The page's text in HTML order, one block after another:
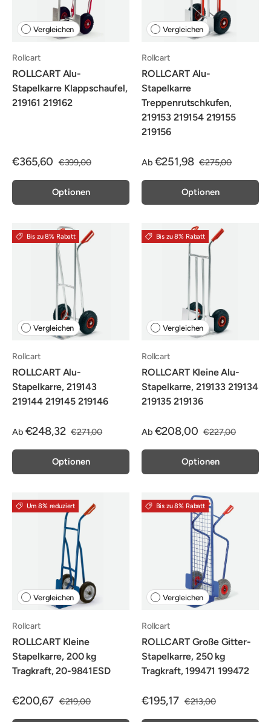
Vergleichen
Rollcart
ROLLCART Alu-
Stapelkarre Klappschaufel,
219161 219162
€365,60 €399,00
Optionen
Vergleichen
Rollcart
ROLLCART Alu-
Stapelkarre
Treppenrutschkufen,
219153 219154 219155
219156
Ab €251,98 €275,00
Optionen
Bis zu 8% Rabatt
Vergleichen
Rollcart
ROLLCART Alu-
Stapelkarre, 219143
219144 219145 219146
Ab €248,32 €271,00
Optionen
Bis zu 8% Rabatt
Vergleichen
Rollcart
ROLLCART Kleine Alu-
Stapelkarre, 219133 219134
219135 219136
Ab €208,00 €227,00
Optionen
Um 8% reduziert
Vergleichen
Rollcart
ROLLCART Kleine
Stapelkarre, 200 kg
Tragkraft, 20-9841ESD
€200,67 €219,00
Bis zu 8% Rabatt
Vergleichen
Rollcart
ROLLCART Große Gitter-
Stapelkarre, 250 kg
Tragkraft, 199471 199472
€195,17 €213,00